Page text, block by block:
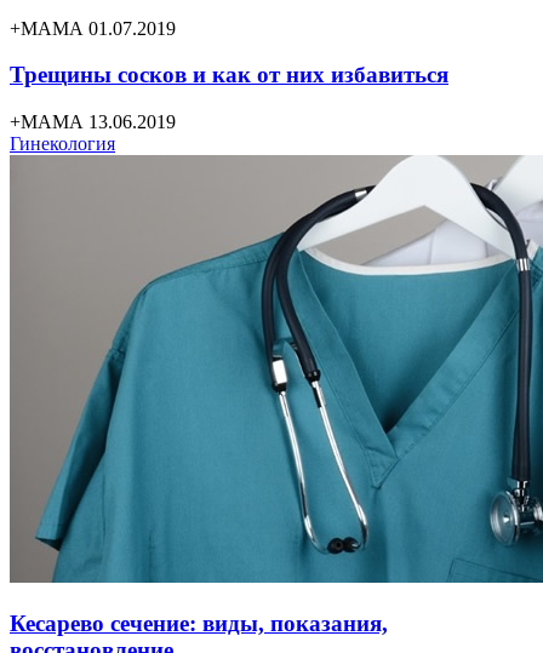
+МАМА 01.07.2019
Трещины сосков и как от них избавиться
+МАМА 13.06.2019
Гинекология
Кесарево сечение: виды, показания,